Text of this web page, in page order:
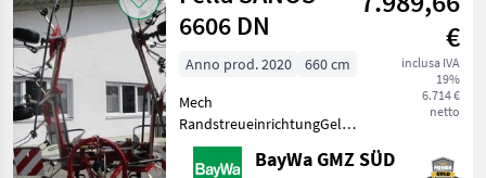
Pöttinger
6606 DN
€
inclusa IVA
19%
6.714 €
netto
Anno prod. 2020
660 cm
Mech
RandstreueinrichtungGelenkwelleBer.
16 X 6.50 -8 Raccolta
mangimi VoltafienoBayWa GMZ SÜD